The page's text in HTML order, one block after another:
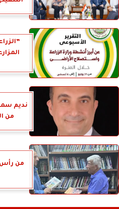
نديم
من
من رأس